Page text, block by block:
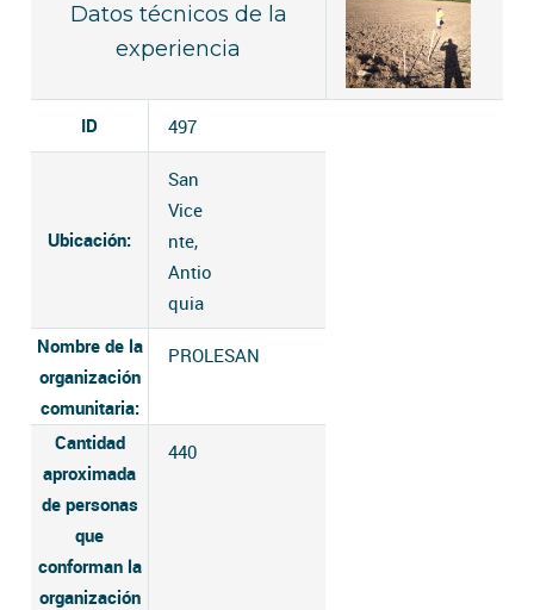
Datos técnicos de la
experiencia
ID 497
Ubicación:
San
Vice
nte,
Antio
quia
Nombre de la
organización
comunitaria:
PROLESAN
Cantidad
aproximada
de personas
que
conforman la
organización
440